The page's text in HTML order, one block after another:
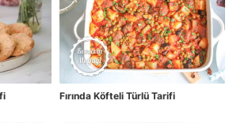
Fırında Köfteli Türlü Tarifi